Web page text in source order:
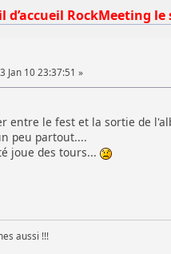
d’accueil RockMeeting le
Jan 10 23:37:51 »
entre le fest et la sortie de
peu partout....
joue des tours...
aussi !!!